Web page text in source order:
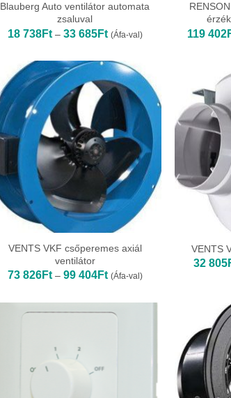
Blauberg Auto ventilátor automata
zsaluval
18 738Ft – 33 685FtÁrtartomány:
18
-
33
685Ft
(Áfa-val) 119 402
VENTS VKF csőperemes axiál
ventilátor
73 826Ft – 99 404FtÁrtartomány:
73
-
99
(Áfa-val)
VENTS
32 805